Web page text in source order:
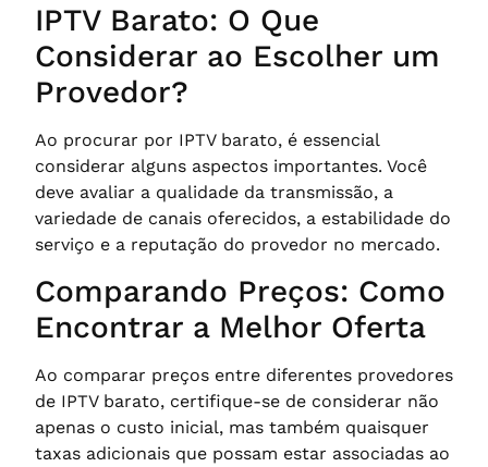
IPTV Barato: O Que
Considerar ao Escolher um
Provedor?
Ao procurar por IPTV barato, é essencial
considerar alguns aspectos importantes. Você
deve avaliar a qualidade da transmissão, a
variedade de canais oferecidos, a estabilidade do
serviço e a reputação do provedor no mercado.
Comparando Preços: Como
Encontrar a Melhor Oferta
Ao comparar preços entre diferentes provedores
de IPTV barato, certifique-se de considerar não
apenas o custo inicial, mas também quaisquer
taxas adicionais que possam estar associadas ao